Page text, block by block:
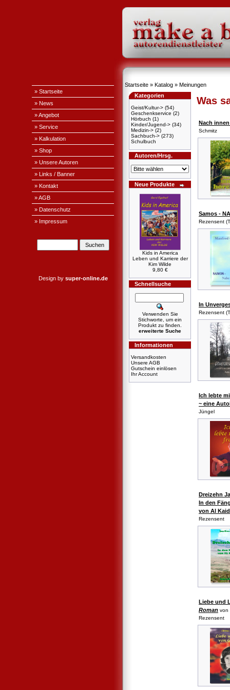
» Startseite
» News
» Angebot
» Service
» Kalkulation
» Shop
» Unsere Autoren
» Links / Banner
» Kontakt
» AGB
» Datenschutz
» Impressum
Design by super-online.de
Startseite » Katalog » Meinungen
Kategorien
Geist/Kultur-> (54)
Geschenkservice (2)
Hörbuch (1)
Kinder/Jugend-> (34)
Medizin-> (2)
Sachbuch-> (273)
Schulbuch
Autoren/Hrsg.
Neue Produkte
Kids in America
Leben und Karriere der
Kim Wilde
9,80 €
Schnellsuche
Verwenden Sie
Stichworte, um ein
Produkt zu finden.
erweiterte Suche
Informationen
Versandkosten
Unsere AGB
Gutschein einlösen
Ihr Account
Was
Nach
Schmitz
Samos -
Rezensent
In
Rezensent
Ich lebte
~ eine
Jüngel
Dreizehn
In den
von Al
Rezensent
Liebe und
Roman von
Rezensent